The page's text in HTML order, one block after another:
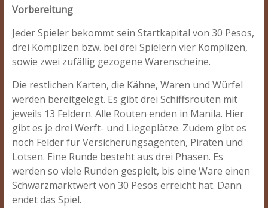
Vorbereitung
Jeder Spieler bekommt sein Startkapital von 30 Pesos,
drei Komplizen bzw. bei drei Spielern vier Komplizen,
sowie zwei zufällig gezogene Warenscheine.
Die restlichen Karten, die Kähne, Waren und Würfel
werden bereitgelegt. Es gibt drei Schiffsrouten mit
jeweils 13 Feldern. Alle Routen enden in Manila. Hier
gibt es je drei Werft- und Liegeplätze. Zudem gibt es
noch Felder für Versicherungsagenten, Piraten und
Lotsen. Eine Runde besteht aus drei Phasen. Es
werden so viele Runden gespielt, bis eine Ware einen
Schwarzmarktwert von 30 Pesos erreicht hat. Dann
endet das Spiel.